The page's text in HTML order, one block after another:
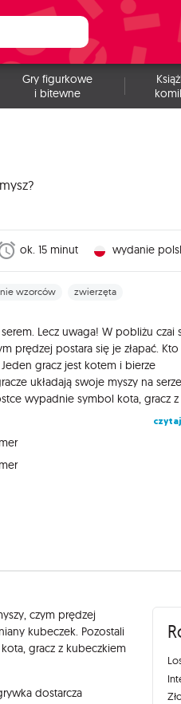
Gry figurkowe
i bitewne
ok. 15 minut wydanie
wzorców zwierzęta
Lecz uwaga! W pobliżu czai
prędzej postara się je złapać. Kto
gracz jest kotem i bierze
układają swoje myszy na
czym prędzej
kubeczek. Pozostali
gracz z kubeczkiem
dostarcza